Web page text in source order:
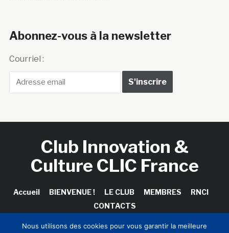
Abonnez-vous à la newsletter
Courriel :
Club Innovation &
Culture CLIC France
Accueil BIENVENUE ! LE CLUB MEMBRES
RNCI
CONTACTS
Nous utilisons des cookies pour vous garantir la meilleure